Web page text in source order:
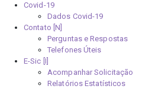
Covid-19
Dados Covid-19
Contato [N]
Perguntas e Respostas
Telefones Úteis
E-Sic [I]
Acompanhar Solicitação
Relatórios Estatísticos